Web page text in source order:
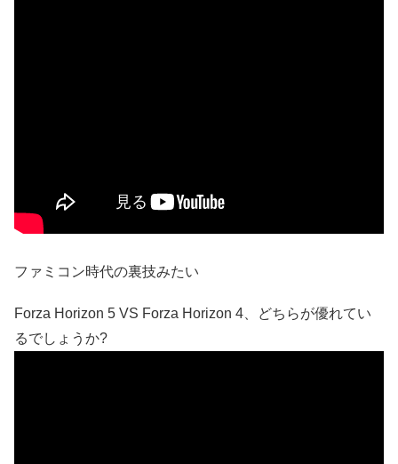
ファミコン時代の裏技みたい
Forza Horizo​​n 5 VS Forza Horizo​​n 4、どちらが優れてい
るでしょうか?